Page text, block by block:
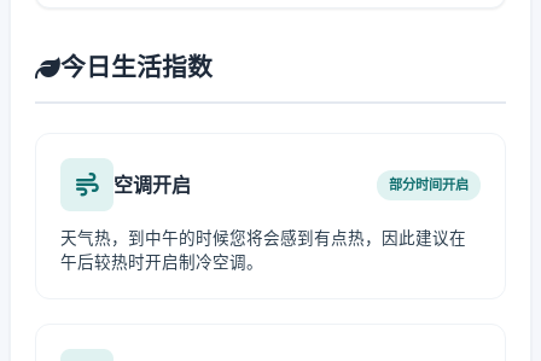
今日生活指数
空调开启 部分时间开启
天气热，到中午的时候您将会感到有点热，因此建议在
午后较热时开启制冷空调。